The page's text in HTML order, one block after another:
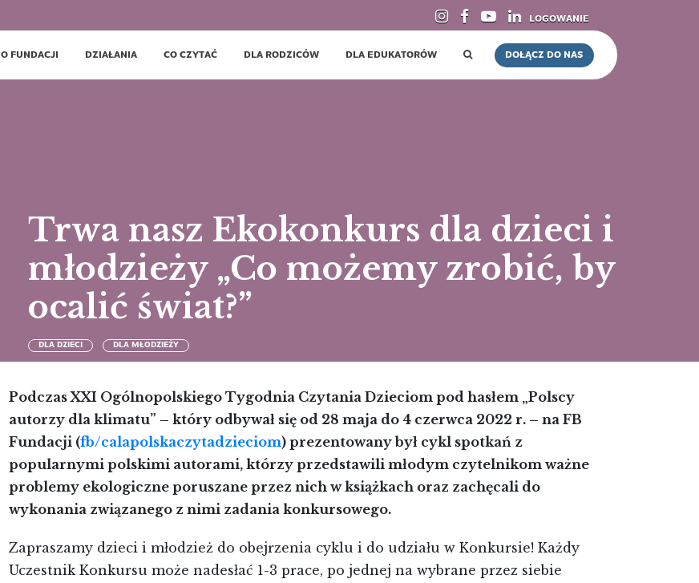
O FUNDACJI DZIAŁANIA CO CZYTAĆ DLA RODZICÓW DLA EDUKATORÓW DOŁĄCZ DO NAS
LOGOWANIE
Trwa nasz Ekokonkurs dla dzieci i
młodzieży „Co możemy zrobić, by
ocalić świat?”
DLA DZIECI DLA MŁODZIEŻY
Podczas XXI Ogólnopolskiego Tygodnia Czytania Dzieciom pod hasłem „Polscy
autorzy dla klimatu” – który odbywał się od 28 maja do 4 czerwca 2022 r. – na FB
Fundacji (fb/calapolskaczytadzieciom) prezentowany był cykl spotkań z
popularnymi polskimi autorami, którzy przedstawili młodym czytelnikom ważne
problemy ekologiczne poruszane przez nich w książkach oraz zachęcali do
wykonania związanego z nimi zadania konkursowego.
Zapraszamy dzieci i młodzież do obejrzenia cyklu i do udziału w Konkursie! Każdy
Uczestnik Konkursu może nadesłać 1-3 prace, po jednej na wybrane przez siebie